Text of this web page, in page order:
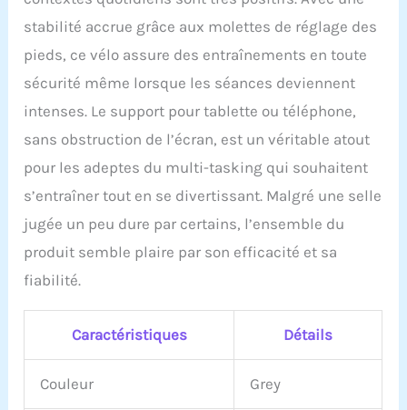
transpiration. 2 roues de
transport pour déplacer
le vélo d'appartement.
【PASYOU Promesse】 La
mesure et la capacité
sont des résultats réels,
pas un nombre menteur !
Tous les outils et
instructions sont inclus
dans l'emballage. Tous
les nouveaux vélos
d'exercice PASYOU sont
livrés avec un
client dans les 24 heures
! Service client 100%
satisfait, n'hésitez pas à
stabilité accrue grâce aux molettes de réglage des
pieds, ce vélo assure des entraînements en toute
sécurité même lorsque les séances deviennent
intenses. Le support pour tablette ou téléphone,
sans obstruction de l’écran, est un véritable atout
pour les adeptes du multi-tasking qui souhaitent
s’entraîner tout en se divertissant. Malgré une selle
jugée un peu dure par certains, l’ensemble du
produit semble plaire par son efficacité et sa
fiabilité.
Caractéristiques Détails
Couleur Grey